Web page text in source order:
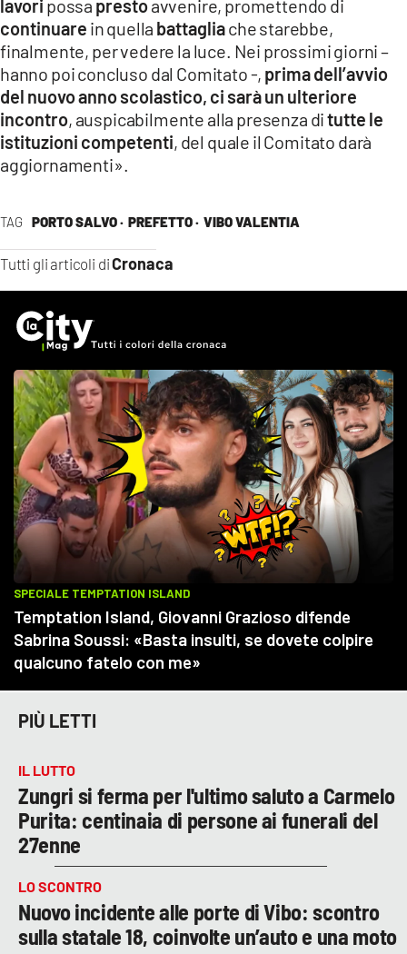
TAG PORTO SALVO · PREFETTO · VIBO VALENTIA
Tutti gli articoli diCronaca
lavori possa prestoavvenire, promettendo di
continuare in quella battagliache starebbe,
finalmente, per vedere la luce. Nei prossimi giorni –
hanno poi concluso dal Comitato -, prima dell’avvio
del nuovo anno scolastico, ci sarà un ulteriore
incontro, auspicabilmente alla presenza ditutte le
istituzioni competenti, del quale il Comitato darà
aggiornamenti».
PIÙ LETTI
IL LUTTO
Zungri si ferma per l'ultimo saluto a Carmelo
Purita: centinaia di persone ai funerali del
27enne
LO SCONTRO
Nuovo incidente alle porte di Vibo: scontro
sulla statale 18, coinvolte un’auto e una moto